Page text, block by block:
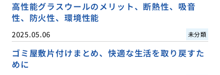
高性能グラスウールのメリット、断熱性、吸音
性、防火性、環境性能
2025.05.06 未分類
ゴミ屋敷片付けまとめ、快適な生活を取り戻すた
めに